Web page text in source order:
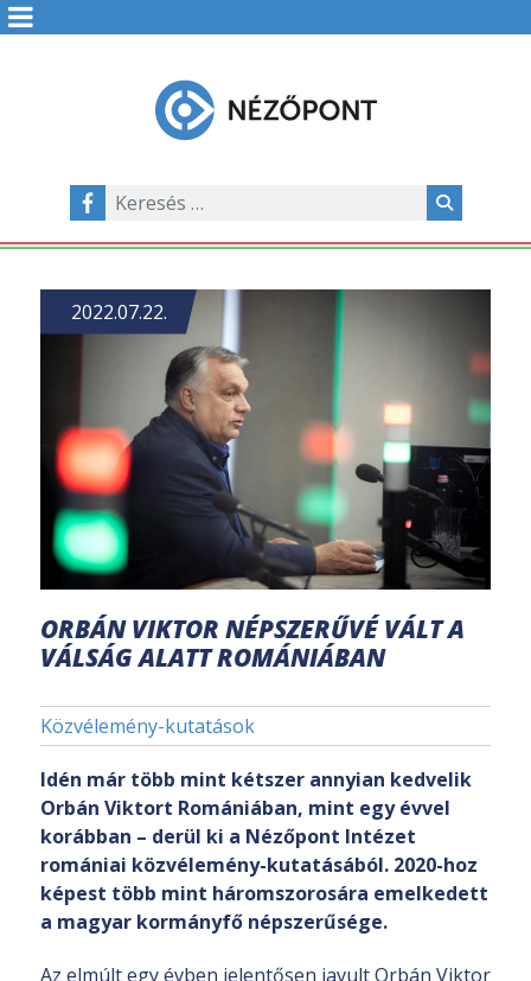
ORBÁN VIKTOR NÉPSZERŰVÉ VÁLT A
VÁLSÁG ALATT ROMÁNIÁBAN
Közvélemény-kutatások
2022.07.22.
Idén már több mint kétszer annyian kedvelik
Orbán Viktort Romániában, mint egy évvel
korábban – derül ki a Nézőpont Intézet
romániai közvélemény-kutatásából. 2020-hoz
képest több mint háromszorosára emelkedett
a magyar kormányfő népszerűsége.
Az elmúlt egy évben jelentősen javult Orbán Viktor